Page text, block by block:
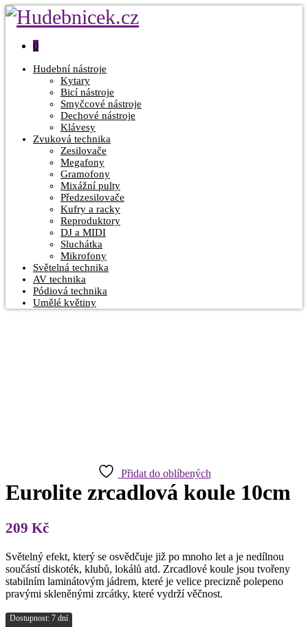
0
Hudební nástroje
Kytary
Bicí nástroje
Smyčcové nástroje
Dechové nástroje
Klávesy
Zvuková technika
Zesilovače
Megafony
Gramofony
Mixážní pulty
Předzesilovače
Kufry a racky
Reproduktory
DJ a MIDI
Sluchátka
Mikrofony
Světelná technika
AV technika
Pódiová technika
Umělé květiny
Přidat do oblíbených
Eurolite zrcadlová koule 10cm
209 Kč
Světelný efekt, který se osvědčuje již po mnoho let a je nedílnou
součástí diskoték, klubů, lokálů atd. Zrcadlové koule jsou tvořeny
stabilním laminátovým jádrem, které je velice precizně polepeno
pravými skleněnými zrcátky, které vydrží věčnost.
Dostupnost: 7 dní